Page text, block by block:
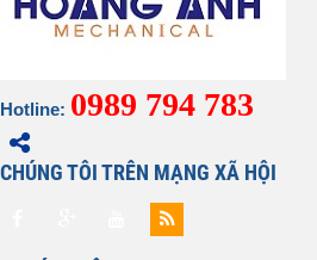
Hotline: 0989 794 783
CHÚNG TÔI TRÊN MẠNG XÃ HỘI